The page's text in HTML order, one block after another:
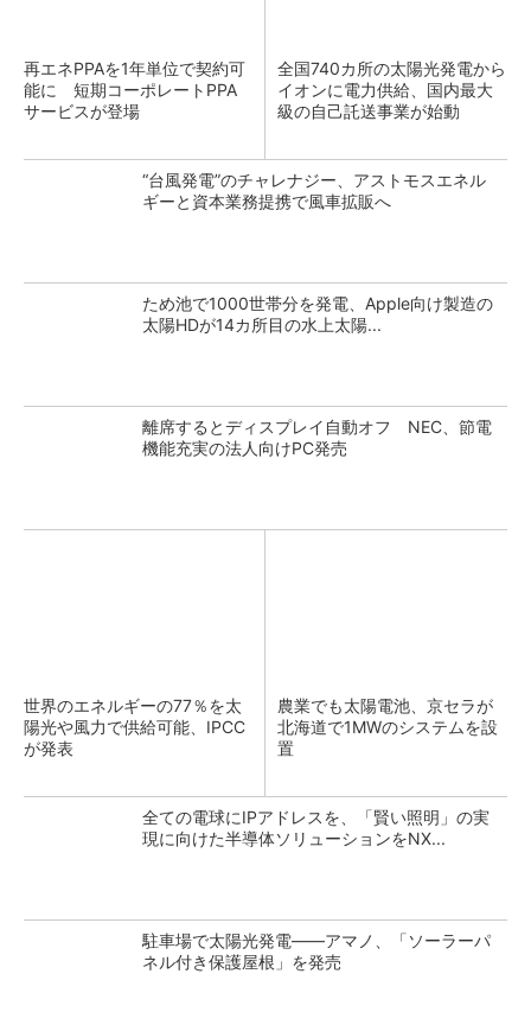
再エネPPAを1年単位で契約可
能に 短期コーポレートPPA
サービスが登場
全国740カ所の太陽光発電から
イオンに電力供給、国内最大
級の自己託送事業が始動
“台風発電”のチャレナジー、アストモスエネル
ギーと資本業務提携で風車拡販へ
ため池で1000世帯分を発電、Apple向け製造の
太陽HDが14カ所目の水上太陽...
離席するとディスプレイ自動オフ NEC、節電
機能充実の法人向けPC発売
世界のエネルギーの77％を太
陽光や風力で供給可能、IPCC
が発表
農業でも太陽電池、京セラが
北海道で1MWのシステムを設
置
全ての電球にIPアドレスを、「賢い照明」の実
現に向けた半導体ソリューションをNX...
駐車場で太陽光発電――アマノ、「ソーラーパ
ネル付き保護屋根」を発売